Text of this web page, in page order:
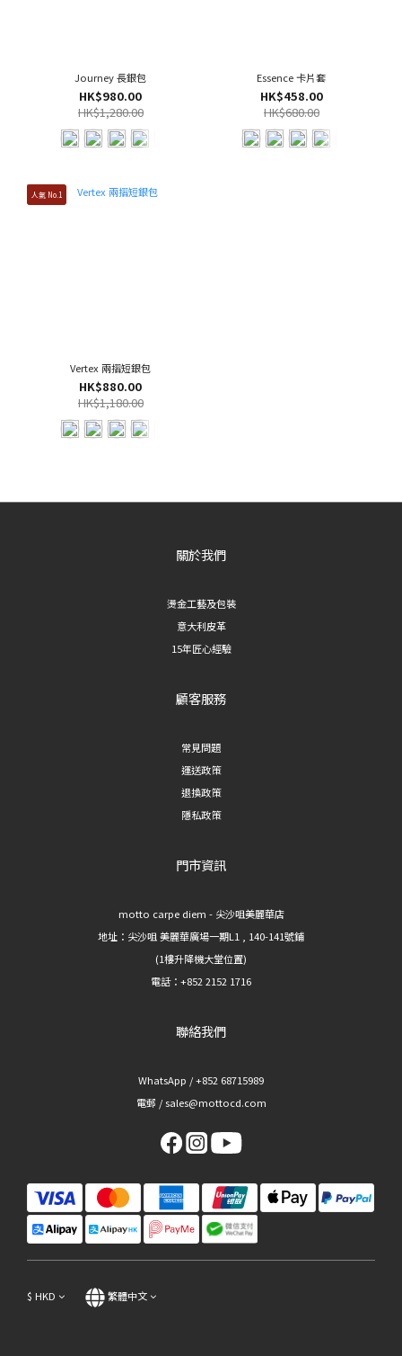
Journey 長銀包
HK$980.00
HK$1,280.00
Essence 卡片套
HK$458.00
HK$680.00
人氣 No.1
Vertex 兩摺短銀包
HK$880.00
HK$1,180.00
關於我們
燙金工藝及包裝
意大利皮革
15年匠心經驗
顧客服務
常見問題
運送政策
退換政策
隱私政策
門市資訊
motto carpe diem - 尖沙咀美麗華店
地址： 尖沙咀 美麗華廣場一期L1 , 140-141號鋪
(1樓升降機大堂位置)
電話：+852 2152 1716
聯絡我們
WhatsApp / +852 68715989
電郵 / sales@mottocd.com
$ HKD 繁體中文